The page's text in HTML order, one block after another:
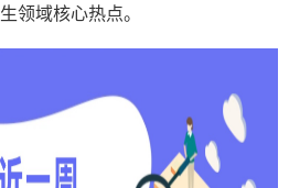
领域核心热点。